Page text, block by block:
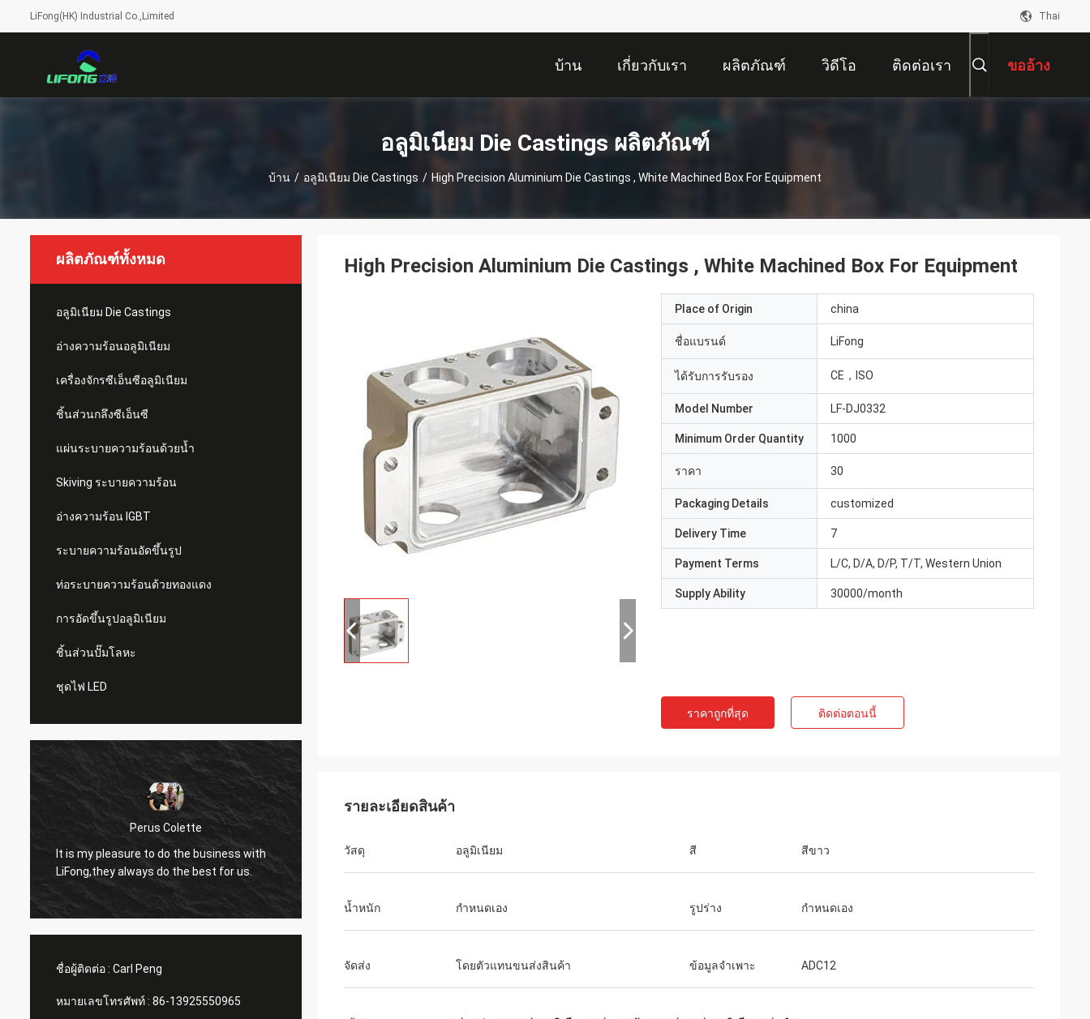
LiFong(HK) Industrial Co.,Limited Thai
บ้าน เกี่ยวกับเรา ผลิตภัณฑ์ วิดีโอ ติดต่อเรา ขออ้าง
อลูมิเนียม Die Castings ผลิตภัณฑ์
บ้าน / อลูมิเนียม Die Castings / High Precision Aluminium Die Castings , White Machined Box For Equipment
ผลิตภัณฑ์ทั้งหมด
อลูมิเนียม Die Castings
อ่างความร้อนอลูมิเนียม
เครื่องจักรซีเอ็นซีอลูมิเนียม
ชิ้นส่วนกลึงซีเอ็นซี
แผ่นระบายความร้อนด้วยน้ำ
Skiving ระบายความร้อน
อ่างความร้อน IGBT
ระบายความร้อนอัดขึ้นรูป
ท่อระบายความร้อนด้วยทองแดง
การอัดขึ้นรูปอลูมิเนียม
ชิ้นส่วนปั๊มโลหะ
ชุดไฟ LED
Perus Colette
It is my pleasure to do the business with
LiFong,they always do the best for us.
I like the products and service provided by
LiFong. They really take our interest into
That's true we enjoy doing business with
you.
China
ชื่อผู้ติดต่อ : Carl Peng
หมายเลขโทรศัพท์ : 86-13925550965
High Precision Aluminium Die Castings , White Machined Box For Equipment
Place of Origin china
ชื่อแบรนด์ LiFong
ได้รับการรับรอง CE，ISO
Model Number LF-DJ0332
Minimum Order Quantity 1000
ราคา 30
Packaging Details customized
Delivery Time 7
Payment Terms L/C, D/A, D/P, T/T, Western Union
Supply Ability 30000/month
ราคาถูกที่สุด ติดต่อตอนนี้
รายละเอียดสินค้า
วัสดุ อลูมิเนียม สี สีขาว
น้ำหนัก กำหนดเอง รูปร่าง กำหนดเอง
จัดส่ง โดยตัวแทนขนส่งสินค้า ข้อมูลจำเพาะ ADC12